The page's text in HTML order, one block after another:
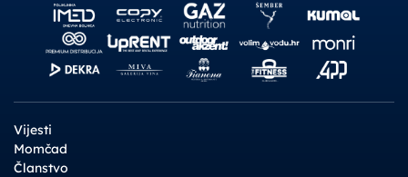
Vijesti
Momčad
Članstvo